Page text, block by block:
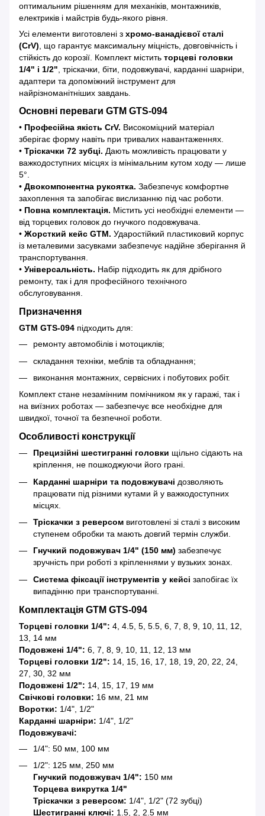
оптимальним рішенням для механіків, монтажників,
електриків і майстрів будь-якого рівня.
Усі елементи виготовлені з хромо-ванадієвої сталі
(CrV) , що гарантує максимальну міцність, довговічність і
стійкість до корозії. Комплект містить торцеві головки
1/4" і 1/2" , тріскачки, біти, подовжувачі, карданні шарніри,
адаптери та допоміжний інструмент для
найрізноманітніших завдань.
Основні переваги GTM GTS-094
• Професійна якість CrV. Високоміцний матеріал
зберігає форму навіть при тривалих навантаженнях.
• Тріскачки 72 зубці. Дають можливість працювати у
важкодоступних місцях із мінімальним кутом ходу — лише
5°.
• Двокомпонентна рукоятка. Забезпечує комфортне
захоплення та запобігає вислизанню під час роботи.
• Повна комплектація. Містить усі необхідні елементи —
від торцевих головок до гнучкого подовжувача.
• Жорсткий кейс GTM. Ударостійкий пластиковий корпус
із металевими засувками забезпечує надійне зберігання й
транспортування.
• Універсальність. Набір підходить як для дрібного
ремонту, так і для професійного технічного
обслуговування.
Призначення
GTM GTS-094 підходить для:
ремонту автомобілів і мотоциклів;
складання техніки, меблів та обладнання;
виконання монтажних, сервісних і побутових робіт.
Комплект стане незамінним помічником як у гаражі, так і
на виїзних роботах — забезпечує все необхідне для
швидкої, точної та безпечної роботи.
Особливості конструкції
Прецизійні шестигранні головки щільно сідають на
кріплення, не пошкоджуючи його грані.
Карданні шарніри та подовжувачі дозволяють
працювати під різними кутами й у важкодоступних
місцях.
Тріскачки з реверсом виготовлені зі сталі з високим
ступенем обробки та мають довгий термін служби.
Гнучкий подовжувач 1/4" (150 мм) забезпечує
зручність при роботі з кріпленнями у вузьких зонах.
Система фіксації інструментів у кейсі запобігає їх
випадінню при транспортуванні.
Комплектація GTM GTS-094
Торцеві головки 1/4": 4, 4.5, 5, 5.5, 6, 7, 8, 9, 10, 11, 12,
13, 14 мм
Подовжені 1/4": 6, 7, 8, 9, 10, 11, 12, 13 мм
Торцеві головки 1/2": 14, 15, 16, 17, 18, 19, 20, 22, 24,
27, 30, 32 мм
Подовжені 1/2": 14, 15, 17, 19 мм
Свічкові головки: 16 мм, 21 мм
Воротки: 1/4", 1/2"
Карданні шарніри: 1/4", 1/2"
Подовжувачі:
1/4": 50 мм, 100 мм
1/2": 125 мм, 250 мм
Гнучкий подовжувач 1/4": 150 мм
Торцева викрутка 1/4"
Тріскачки з реверсом: 1/4", 1/2" (72 зубці)
Шестигранні ключі: 1.5, 2, 2.5 мм